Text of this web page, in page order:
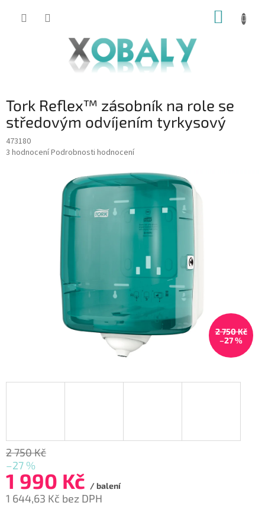
KOŠÍK
Tork Reflex™ zásobník na role se
středovým odvíjením tyrkysový
473180
Průměrné
3 hodnoceníPodrobnosti hodnocení
2 750 Kč
–27 %
2 750 Kč
–27 %
1 990 Kč / balení
1 644,63 Kč bez DPH